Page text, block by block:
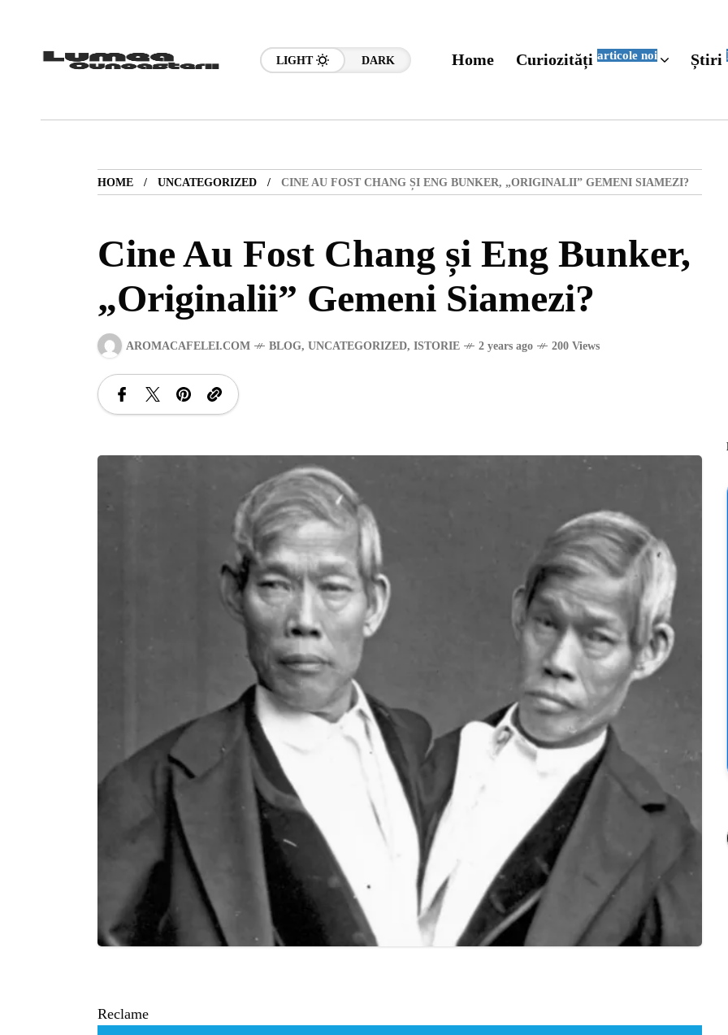
LIGHT DARK Home Curiozități articole noi Știri
HOME UNCATEGORIZED CINE AU FOST CHANG ȘI ENG BUNKER, „ORIGINALII” GEMENI SIAMEZI?
Cine Au Fost Chang și Eng Bunker,
„Originalii” Gemeni Siamezi?
AROMACAFELEI.COM BLOG, UNCATEGORIZED, ISTORIE 2 years ago 200 Views
Reclame